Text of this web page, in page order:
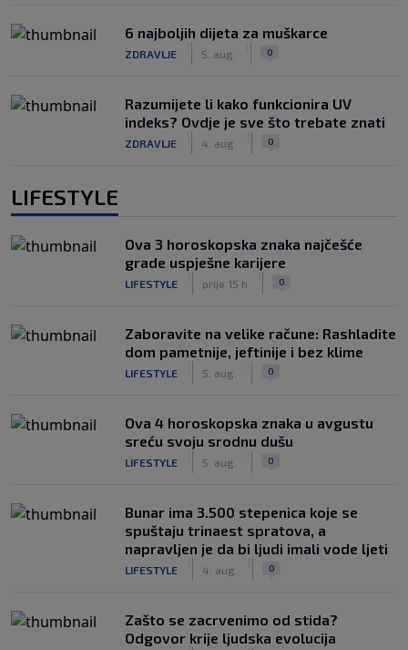
6 najboljih dijeta za muškarce
ZDRAVLJE 5. aug. 0
Razumijete li kako funkcionira UV
indeks? Ovdje je sve što trebate znati
ZDRAVLJE 4. aug. 0
LIFESTYLE
Ova 3 horoskopska znaka najčešće
grade uspješne karijere
LIFESTYLE prije 15 h 0
Zaboravite na velike račune: Rashladite
dom pametnije, jeftinije i bez klime
LIFESTYLE 5. aug. 0
Ova 4 horoskopska znaka u avgustu
sreću svoju srodnu dušu
LIFESTYLE 5. aug. 0
Bunar imа 3.500 stepenica koje se
spuštaju trinaest spratova, a
napravljen je da bi ljudi imali vode ljeti
LIFESTYLE 4. aug. 0
Zašto se zacrvenimo od stida?
Odgovor krije ljudska evolucija